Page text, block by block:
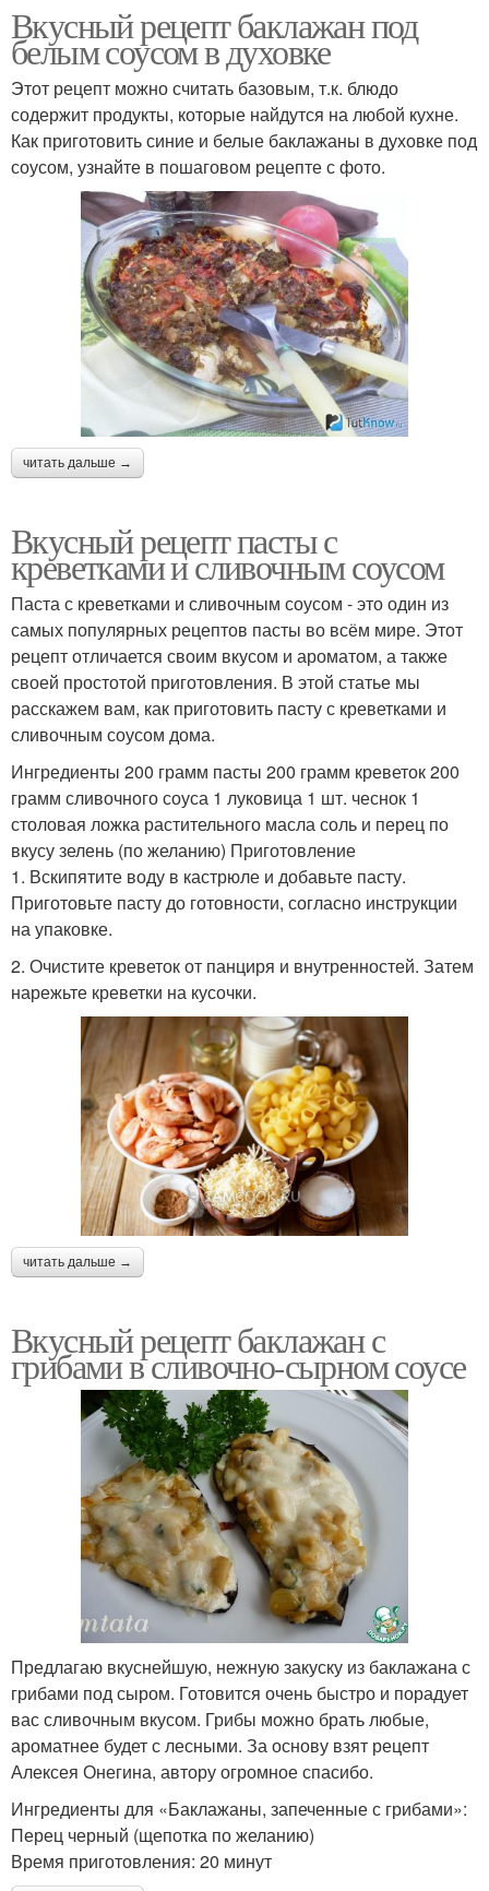
Вкусный рецепт баклажан под
белым соусом в духовке
Этот рецепт можно считать базовым, т.к. блюдо
содержит продукты, которые найдутся на любой кухне.
Как приготовить синие и белые баклажаны в духовке под
соусом, узнайте в пошаговом рецепте с фото.
читать дальше →
Вкусный рецепт пасты с
креветками и сливочным соусом
Паста с креветками и сливочным соусом - это один из
самых популярных рецептов пасты во всём мире. Этот
рецепт отличается своим вкусом и ароматом, а также
своей простотой приготовления. В этой статье мы
расскажем вам, как приготовить пасту с креветками и
сливочным соусом дома.
Ингредиенты 200 грамм пасты 200 грамм креветок 200
грамм сливочного соуса 1 луковица 1 шт. чеснок 1
столовая ложка растительного масла соль и перец по
вкусу зелень (по желанию) Приготовление
1. Вскипятите воду в кастрюле и добавьте пасту.
Приготовьте пасту до готовности, согласно инструкции
на упаковке.
2. Очистите креветок от панциря и внутренностей. Затем
нарежьте креветки на кусочки.
читать дальше →
Вкусный рецепт баклажан с
грибами в сливочно-сырном соусе
Предлагаю вкуснейшую, нежную закуску из баклажана с
грибами под сыром. Готовится очень быстро и порадует
вас сливочным вкусом. Грибы можно брать любые,
ароматнее будет с лесными. За основу взят рецепт
Алексея Онегина, автору огромное спасибо.
Ингредиенты для «Баклажаны, запеченные с грибами»:
Перец черный (щепотка по желанию)
Время приготовления: 20 минут